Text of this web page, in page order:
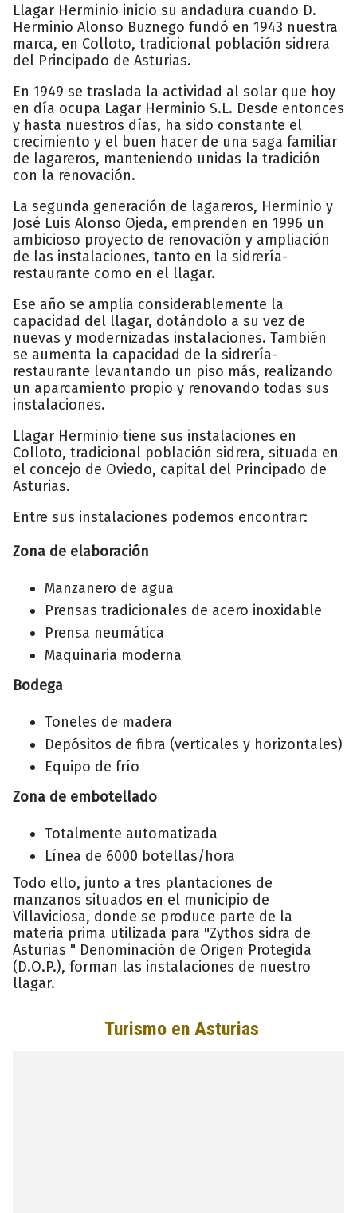
Llagar Herminio inicio su andadura cuando D.
Herminio Alonso Buznego fundó en 1943 nuestra
marca, en Colloto, tradicional población sidrera
del Principado de Asturias.
En 1949 se traslada la actividad al solar que hoy
en día ocupa Lagar Herminio S.L. Desde entonces
y hasta nuestros días, ha sido constante el
crecimiento y el buen hacer de una saga familiar
de lagareros, manteniendo unidas la tradición
con la renovación.
La segunda generación de lagareros, Herminio y
José Luis Alonso Ojeda, emprenden en 1996 un
ambicioso proyecto de renovación y ampliación
de las instalaciones, tanto en la sidrería-
restaurante como en el llagar.
Ese año se amplia considerablemente la
capacidad del llagar, dotándolo a su vez de
nuevas y modernizadas instalaciones. También
se aumenta la capacidad de la sidrería-
restaurante levantando un piso más, realizando
un aparcamiento propio y renovando todas sus
instalaciones.
Llagar Herminio tiene sus instalaciones en
Colloto, tradicional población sidrera, situada en
el concejo de Oviedo, capital del Principado de
Asturias.
Entre sus instalaciones podemos encontrar:
Zona de elaboración
Manzanero de agua
Prensas tradicionales de acero inoxidable
Prensa neumática
Maquinaria moderna
Bodega
Toneles de madera
Depósitos de fibra (verticales y horizontales)
Equipo de frío
Zona de embotellado
Totalmente automatizada
Línea de 6000 botellas/hora
Todo ello, junto a tres plantaciones de
manzanos situados en el municipio de
Villaviciosa, donde se produce parte de la
materia prima utilizada para "Zythos sidra de
Asturias " Denominación de Origen Protegida
(D.O.P.), forman las instalaciones de nuestro
llagar.